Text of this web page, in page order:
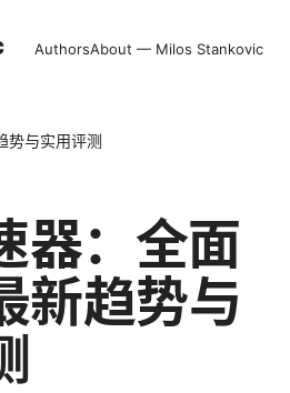
AuthorsAbout — Milos Stankovic
势与实用评测
器：全面
新趋势与